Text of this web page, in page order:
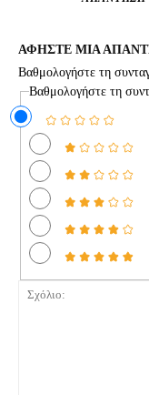
ΑΦΗΣΤΕ ΜΙΑ
Βαθμολογήστε τη
Βαθμολογήστε τη